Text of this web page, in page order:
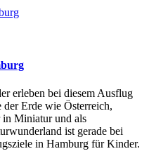
erleben bei diesem Ausflug
Erde wie Österreich,
Miniatur und als
ist gerade bei
in Hamburg für Kinder.